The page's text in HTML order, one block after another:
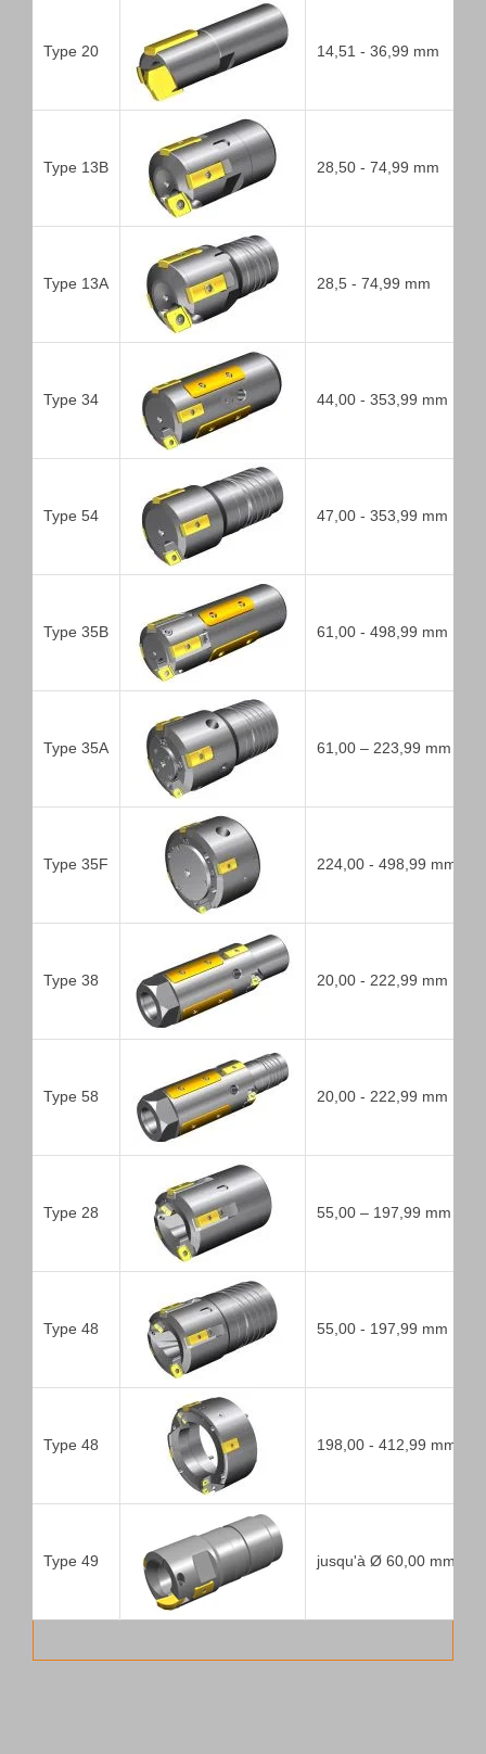
Type 20 14,51 - 36,99 mm
Type 13B 28,50 - 74,99 mm
Type 13A 28,5 - 74,99 mm
Type 34 44,00 - 353,99 mm
Type 54 47,00 - 353,99 mm
Type 35B 61,00 - 498,99 mm
Type 35A 61,00 – 223,99 mm
Type 35F 224,00 - 498,99 mm
Type 38 20,00 - 222,99 mm
Type 58 20,00 - 222,99 mm
Type 28 55,00 – 197,99 mm
Type 48 55,00 - 197,99 mm
Type 48 198,00 - 412,99 mm
Type 49 jusqu'à Ø 60,00 mm